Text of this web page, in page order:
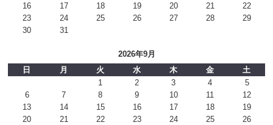
16
17 18 19 20 21
22
23
24 25 26 27 28
29
30
31
2026年9月
日
月 火 水 木 金
土
1
2 3 4
5
6
7 8 9 10 11
12
13
14 15 16 17 18
19
20
21 22 23 24 25
26